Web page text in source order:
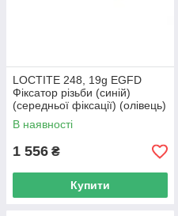
LOCTITE 248, 19g EGFD
Фіксатор різьби (синій)
(середньої фіксації) (олівець)
HENKEL 1714937 UA62
В наявності
1 556 ₴
Купити